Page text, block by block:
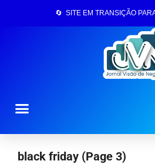
🔄 SITE EM TRANSIÇÃO
black friday (Page 3)